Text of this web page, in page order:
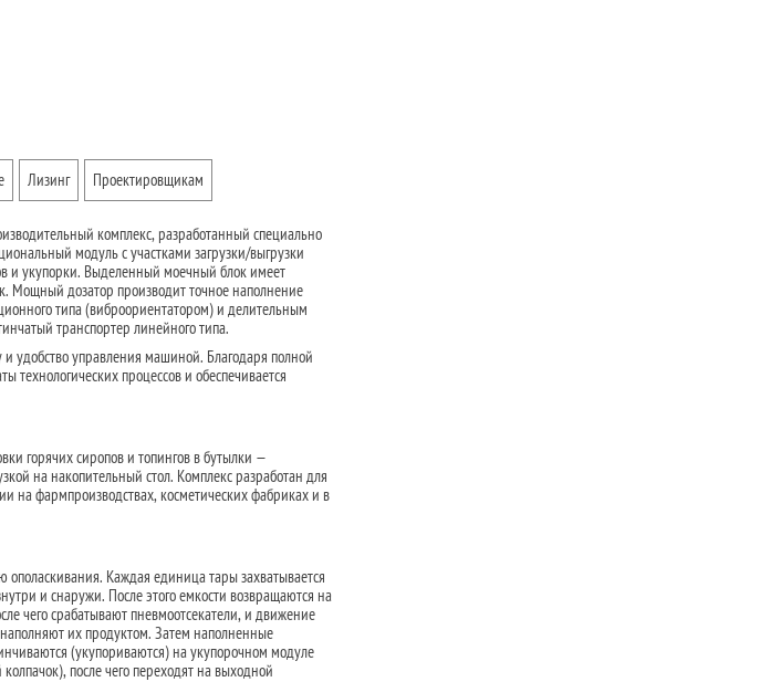
Лизинг Проектировщикам
комплекс, разработанный специально
модуль с участками загрузки/выгрузки
и укупорки. Выделенный моечный блок имеет
Мощный дозатор производит точное наполнение
типа (виброориентатором) и делительным
транспортер линейного типа.
и удобство управления машиной. Благодаря полной
технологических процессов и обеспечивается
горячих сиропов и топингов в бутылки —
на накопительный стол. Комплекс разработан для
на фармпроизводствах, косметических фабриках и в
ополаскивания. Каждая единица тары захватывается
и снаружи. После этого емкости возвращаются на
чего срабатывают пневмоотсекатели, и движение
их продуктом. Затем наполненные
(укупориваются) на укупорочном модуле
после чего переходят на выходной